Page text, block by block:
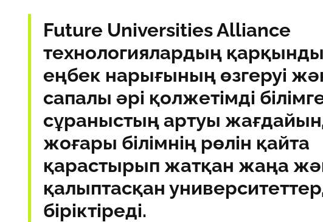
Future Universities Alliance
технологиялардың
еңбек нарығының өзгеруі
сапалы әрі қолжетімді
сұраныстың артуы
жоғары білімнің рөлін қайта
қарастырып жатқан жаңа
қалыптасқан
біріктіреді.